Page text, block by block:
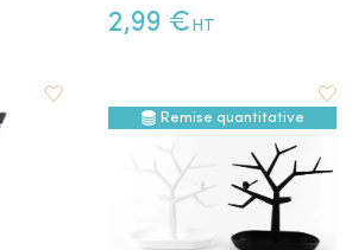
2,99 € HT
Remise quantitative